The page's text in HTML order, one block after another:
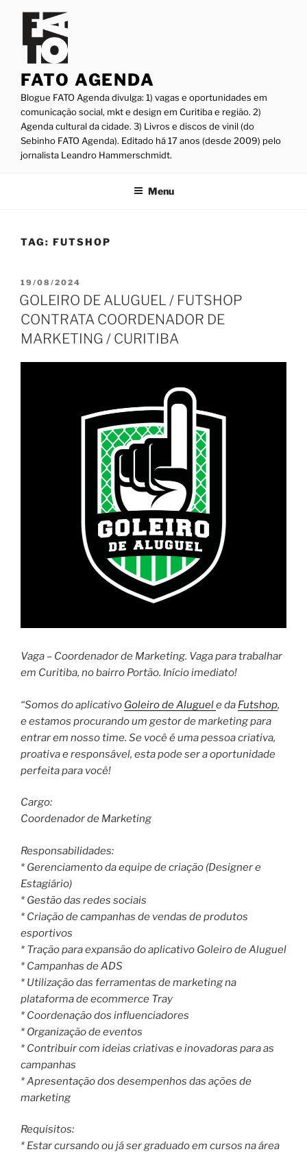
conteúdo
FATO AGENDA
Blogue FATO Agenda divulga: 1) vagas e oportunidades em
comunicação social, mkt e design em Curitiba e região. 2)
Agenda cultural da cidade. 3) Livros e discos de vinil (do
Sebinho FATO Agenda). Editado há 17 anos (desde 2009) pelo
jornalista Leandro Hammerschmidt.
Menu
TAG: FUTSHOP
PUBLICADO
EM
19/08/2024
GOLEIRO DE ALUGUEL / FUTSHOP
CONTRATA COORDENADOR DE
MARKETING / CURITIBA
Vaga – Coordenador de Marketing. Vaga para trabalhar
em Curitiba, no bairro Portão. Início imediato!
“Somos do aplicativo Goleiro de Aluguele da Futshop,
e estamos procurando um gestor de marketing para
entrar em nosso time. Se você é uma pessoa criativa,
proativa e responsável, esta pode ser a oportunidade
perfeita para você!
Cargo:
Coordenador de Marketing
Responsabilidades:
* Gerenciamento da equipe de criação (Designer e
Estagiário)
* Gestão das redes sociais
* Criação de campanhas de vendas de produtos
esportivos
* Tração para expansão do aplicativo Goleiro de Aluguel
* Campanhas de ADS
* Utilização das ferramentas de marketing na
plataforma de ecommerce Tray
* Coordenação dos influenciadores
* Organização de eventos
* Contribuir com ideias criativas e inovadoras para as
campanhas
* Apresentação dos desempenhos das ações de
marketing
Requisitos:
* Estar cursando ou já ser graduado em cursos na área